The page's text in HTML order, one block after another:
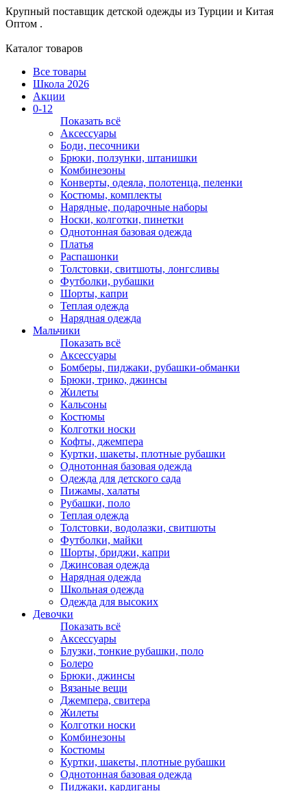
Крупный поставщик детской одежды из Турции и Китая
Оптом .
Каталог товаров
Все товары
Школа 2026
Акции
0-12
Показать всё
Аксессуары
Боди, песочники
Брюки, ползунки, штанишки
Комбинезоны
Конверты, одеяла, полотенца, пеленки
Костюмы, комплекты
Нарядные, подарочные наборы
Носки, колготки, пинетки
Однотонная базовая одежда
Платья
Распашонки
Толстовки, свитшоты, лонгсливы
Футболки, рубашки
Шорты, капри
Теплая одежда
Нарядная одежда
Мальчики
Показать всё
Аксессуары
Бомберы, пиджаки, рубашки-обманки
Брюки, трико, джинсы
Жилеты
Кальсоны
Костюмы
Колготки носки
Кофты, джемпера
Куртки, шакеты, плотные рубашки
Однотонная базовая одежда
Одежда для детского сада
Пижамы, халаты
Рубашки, поло
Теплая одежда
Толстовки, водолазки, свитшоты
Футболки, майки
Шорты, бриджи, капри
Джинсовая одежда
Нарядная одежда
Школьная одежда
Одежда для высоких
Девочки
Показать всё
Аксессуары
Блузки, тонкие рубашки, поло
Болеро
Брюки, джинсы
Вязаные вещи
Джемпера, свитера
Жилеты
Колготки носки
Комбинезоны
Костюмы
Куртки, шакеты, плотные рубашки
Однотонная базовая одежда
Пиджаки, кардиганы